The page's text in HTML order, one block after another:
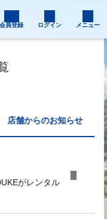
会員登録 ログイン メニュー
店舗からのお知らせ
がレンタル